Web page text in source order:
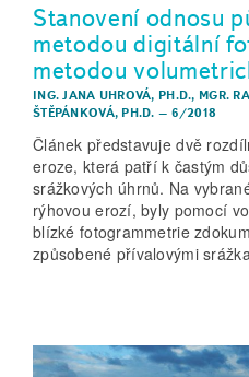
Stanovení odnosu
metodou digitální
metodou
ING. JANA UHROVÁ, PH.D., MGR.
ŠTĚPÁNKOVÁ, PH.D. – 6/2018
Článek představuje dvě
eroze, která patří k častým
srážkových úhrnů. Na
rýhovou erozí, byly pomocí
blízké fotogrammetrie
způsobené přívalovými